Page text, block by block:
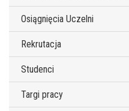
Osiągnięcia Uczelni
Rekrutacja
Studenci
Targi pracy